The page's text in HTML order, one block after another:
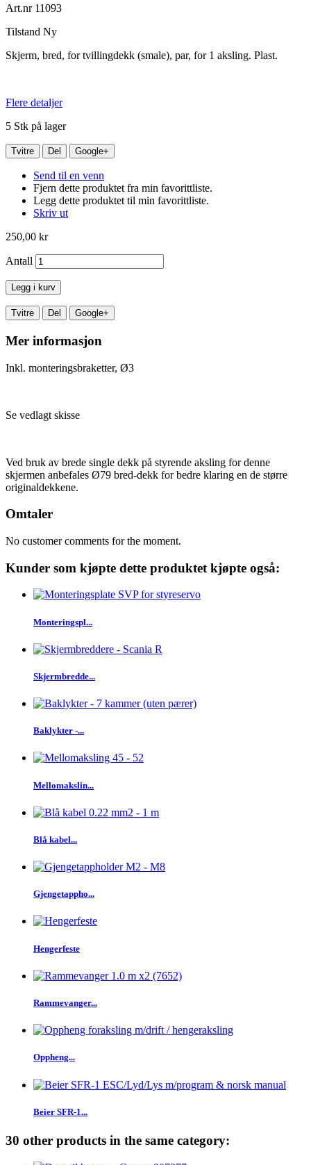
Art.nr 11093
Tilstand Ny
Skjerm, bred, for tvillingdekk (smale), par, for 1 aksling. Plast.
Flere detaljer
5 Stk på lager
Tvitre Del Google+
Send til en venn
Fjern dette produktet fra min favorittliste.
Legg dette produktet til min favorittliste.
Skriv ut
250,00 kr
Antall
Legg i kurv
Tvitre Del Google+
Mer informasjon
Inkl. monteringsbraketter, Ø3
Se vedlagt skisse
Ved bruk av brede single dekk på styrende aksling for denne
skjermen anbefales Ø79 bred-dekk for bedre klaring en de større
originaldekkene.
Omtaler
No customer comments for the moment.
Kunder som kjøpte dette produktet kjøpte også:
Monteringspl...
Skjermbredde...
Baklykter -...
Mellomakslin...
Blå kabel...
Gjengetappho...
Hengerfeste
Rammevanger...
Oppheng...
Beier SFR-1...
30 other products in the same category: